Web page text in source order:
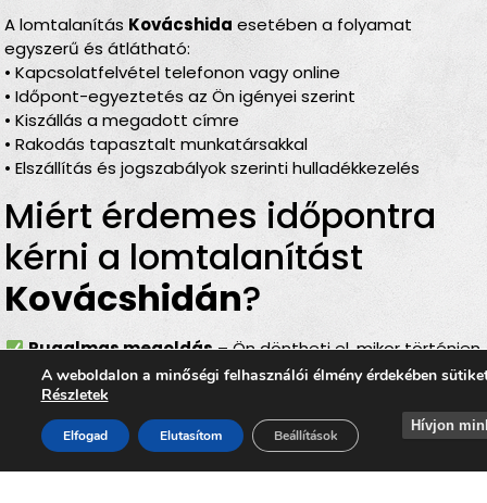
A lomtalanítás Kovácshida esetében a folyamat
egyszerű és átlátható:
• Kapcsolatfelvétel telefonon vagy online
• Időpont-egyeztetés az Ön igényei szerint
• Kiszállás a megadott címre
• Rakodás tapasztalt munkatársakkal
• Elszállítás és jogszabályok szerinti hulladékkezelés
Miért érdemes időpontra
kérni a lomtalanítást
Kovácshidán?
Rugalmas megoldás– Ön döntheti el, mikor történjen
az elszállítás
Teljes körű szolgáltatás
elszámolás egyben
Bírságmentes – nincs szükség közterületre kihelyezni
a lomokat
A weboldalon a minőségi felhasználói élmény érdekében
Részletek
Elfogad Elutasítom Beállítások
Hívjon